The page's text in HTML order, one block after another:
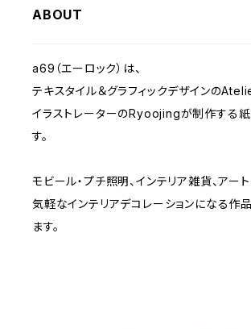
ABOUT
a69（エーロック）は、
テキスタイル＆グラフィックデザインの
イラストレーターのRyoojingが制作する紙
す。
モビール・プチ照明、インテリア雑貨、アー
気軽なインテリアデコレーションになる作
ます。